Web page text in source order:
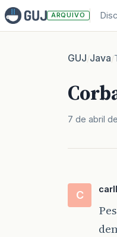
ARQUIVO
GUJ/Java/
7 de abril
C